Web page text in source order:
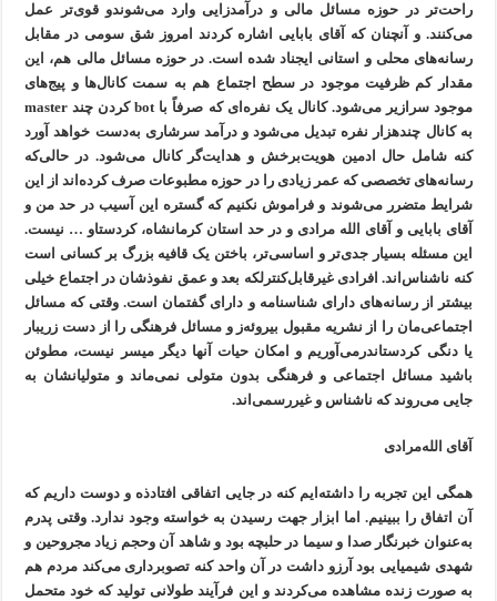
راحت‌تر در حوزه مسائل مالی و درآمدزایی وارد می‌شوندو قوی‌تر عمل
می‌کنند. و آنچنان که آقای بابایی اشاره کردند امروز شق سومی در مقابل
رسانه‌های محلی و استانی ایجناد شده است. در حوزه مسائل مالی هم، این
مقدار کم ظرفیت موجود در سطح اجتماع هم به سمت کانال‌ها و پیج‌های
موجود سرازیر می‌شود. کانال یک نفره‌ای که صرفاً با bot کردن چند master
به کانال چندهزار نفره تبدیل می‌شود و درآمد سرشاری به‌دست خواهد آورد
کنه شامل حال ادمین هویت‌برخش و هدایت‌گر کانال می‌شود. در حالی‌که
رسانه‌های تخصصی که عمر زیادی را در حوزه مطبوعات صرف کرده‌اند از این
شرایط متضرر می‌شوند و فراموش نکنیم که گستره این آسیب در حد من و
آقای بابایی و آقای الله مرادی و در حد استان کرمانشاه، کردستاو … نیست.
این مسئله بسیار جدی‌تر و اساسی‌تر، باختن یک قافیه بزرگ بر کسانی است
کنه ناشناس‌اند. افرادی غیرقابل‌کنترلکه بعد و عمق نفوذشان در اجتماع خیلی
بیشتر از رسانه‌های دارای شناسنامه و دارای گفتمان است. وقتی که مسائل
اجتماعی‌مان را از نشریه مقبول بیروئه‌ز و مسائل فرهنگی را از دست زریبار
یا دنگی کردستاندرمی‌آوریم و امکان حیات آنها دیگر میسر نیست، مطوئن
باشید مسائل اجتماعی و فرهنگی بدون متولی نمی‌ماند و متولیانشان به
جایی می‌روند که ناشناس و غیررسمی‌اند.
آقای الله‌مرادی
همگی این تجربه را داشته‌ایم کنه در جایی اتفاقی افتادذه و دوست داریم که
آن اتفاق را ببینیم. اما ابزار جهت رسیدن به خواسته وجود ندارد. وقتی پدرم
به‌عنوان خبرنگار صدا و سیما در حلبچه بود و شاهد آن وحجم زیاد مجروحین و
شهدی شیمیایی بود آرزو داشت در آن واحد کنه تصوبرداری می‌کند مردم هم
به صورت زنده مشاهده می‌کردند و این فرآیند طولانی تولید که خود متحمل